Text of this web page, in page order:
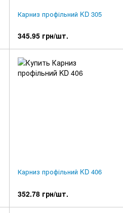
Карниз профільний KD 305
345.95 грн/шт.
Карниз профільний KD 406
352.78 грн/шт.